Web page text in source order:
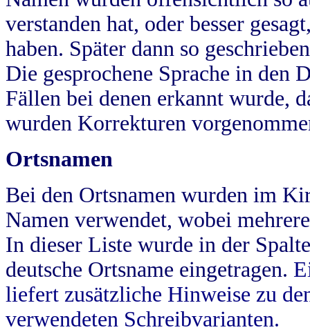
verstanden hat, oder besser
haben. Später dann so
Die gesprochene Sprache in
Fällen bei denen erkannt wurde,
wurden Korrekturen
Ortsnamen
Bei den Ortsnamen wurden im
Namen verwendet, wobei
In dieser Liste wurde in der
deutsche Ortsname eingetragen.
liefert zusätzliche Hinweise zu
verwendeten Schreibvarianten.